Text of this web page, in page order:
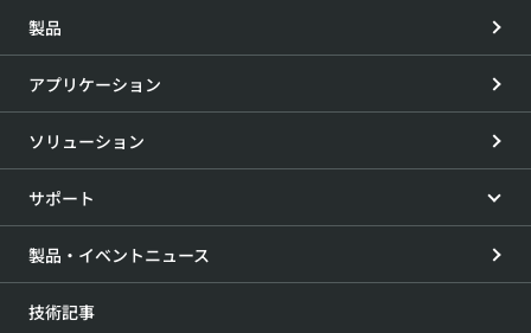
製品
アプリケーション
ソリューション
サポート
製品・イベントニュース
技術記事